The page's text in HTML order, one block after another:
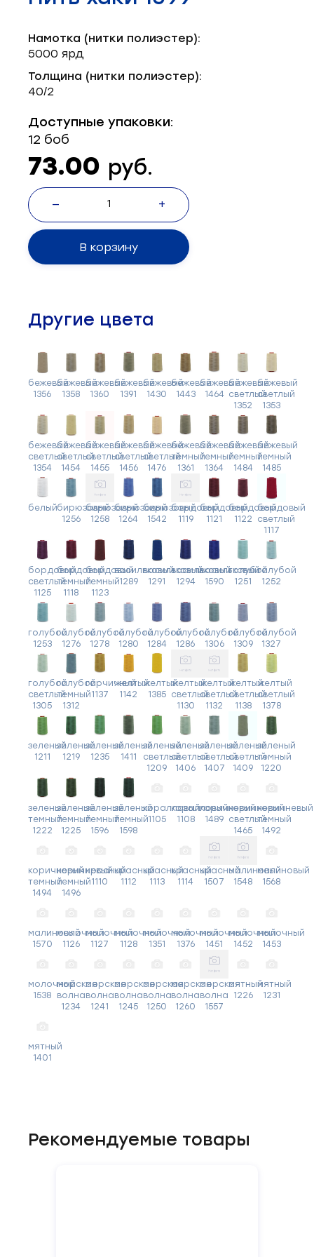
Запчасти: иглы
Нетканые материалы
Намотка (нитки полиэстер):
5000 ярд
Толщина (нитки полиэстер):
40/2
Доступные упаковки:
12 боб
73.00 руб.
— +
В корзину
Другие цвета
бежевый
1356
бежевый
1358
бежевый
1360
бежевый
1391
бежевый
1430
бежевый
1443
бежевый
1464
бежевый
светлый
1352
бежевый
светлый
1353
бежевый
светлый
1354
бежевый
светлый
1454
бежевый
светлый
1455
бежевый
светлый
1456
бежевый
светлый
1476
бежевый
темный
1361
бежевый
темный
1364
бежевый
темный
1484
бежевый
темный
1485
белыйбирюзовый
1256
бирюзовый
1258
бирюзовый
1264
бирюзовый
1542
бордовый
1119
бордовый
1121
бордовый
1122
бордовый
светлый
1117
бордовый
светлый
1125
бордовый
темный
1118
бордовый
темный
1123
васильковый
1289
васильковый
1291
васильковый
1294
васильковый
1590
голубой
1251
голубой
1252
голубой
1253
голубой
1276
голубой
1278
голубой
1280
голубой
1284
голубой
1286
голубой
1306
голубой
1309
голубой
1327
голубой
светлый
1305
голубой
темный
1312
горчичный
1137
желтый
1142
желтый
1385
желтый
светлый
1130
желтый
светлый
1132
желтый
светлый
1138
желтый
светлый
1378
зеленый
1211
зеленый
1219
зеленый
1235
зеленый
1411
зеленый
светлый
1209
зеленый
светлый
1406
зеленый
светлый
1407
зеленый
светлый
1409
зеленый
темный
1220
зеленый
темный
1222
зеленый
темный
1225
зеленый
темный
1596
зеленый
темный
1598
коралловый
1105
коралловый
1108
коричневый
1489
коричневый
светлый
1465
коричневый
темный
1492
коричневый
темный
1494
коричневый
темный
1496
красный
1110
красный
1112
красный
1113
красный
1114
красный
1507
малиновый
1548
малиновый
1568
малиновый
1570
молочный
1126
молочный
1127
молочный
1128
молочный
1351
молочный
1376
молочный
1451
молочный
1452
молочный
1453
молочный
1538
морская
волна
1234
морская
волна
1241
морская
волна
1245
морская
волна
1250
морская
волна
1260
морская
волна
1557
мятный
1226
мятный
1231
мятный
1401
Рекомендуемые товары